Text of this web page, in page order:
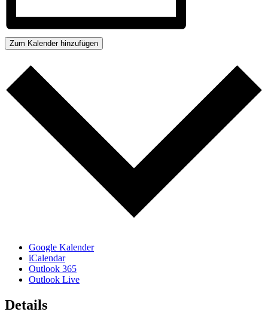
Zum Kalender hinzufügen
Google Kalender
iCalendar
Outlook 365
Outlook Live
Details